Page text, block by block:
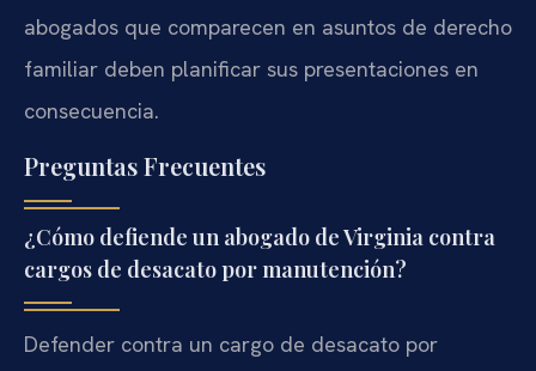
abogados que comparecen en asuntos de derecho
familiar deben planificar sus presentaciones en
consecuencia.
Preguntas Frecuentes
¿Cómo defiende un abogado de Virginia contra
cargos de desacato por manutención?
Defender contra un cargo de desacato por